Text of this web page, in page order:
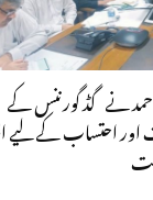
نے گڈ گورننس کے
اور احتساب کے لیے